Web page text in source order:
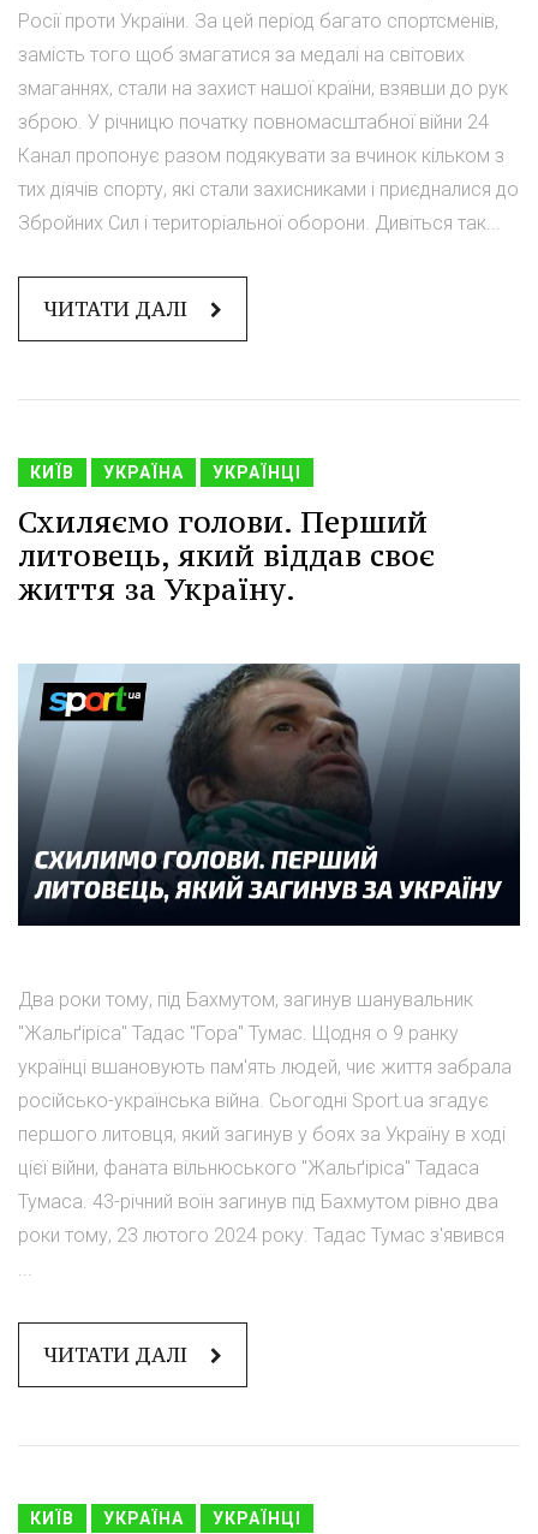
Росії проти України. За цей період багато спортсменів,
замість того щоб змагатися за медалі на світових
змаганнях, стали на захист нашої країни, взявши до рук
зброю. У річницю початку повномасштабної війни 24
Канал пропонує разом подякувати за вчинок кільком з
тих діячів спорту, які стали захисниками і приєдналися до
Збройних Сил і територіальної оборони. Дивіться так...
ЧИТАТИ ДАЛІ
КИЇВ УКРАЇНА УКРАЇНЦІ
Схиляємо голови. Перший
литовець, який віддав своє
життя за Україну.
Два роки тому, під Бахмутом, загинув шанувальник
"Жальґіріса" Тадас "Гора" Тумас. Щодня о 9 ранку
українці вшановують пам'ять людей, чиє життя забрала
російсько-українська війна. Сьогодні Sport.ua згадує
першого литовця, який загинув у боях за Україну в ході
цієї війни, фаната вільнюського "Жальґіріса" Тадаса
Тумаса. 43-річний воїн загинув під Бахмутом рівно два
роки тому, 23 лютого 2024 року. Тадас Тумас з'явився
...
ЧИТАТИ ДАЛІ
КИЇВ УКРАЇНА УКРАЇНЦІ